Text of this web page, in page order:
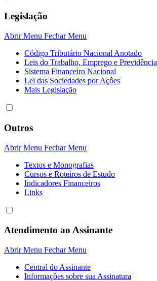
Legislação
Abrir Menu Fechar Menu
Código Tributário Nacional Anotado
Leis do Trabalho, Emprego e Previdência
Sistema Financeiro Nacional
Lei das Sociedades por Açôes
Mais Legislação
Outros
Abrir Menu Fechar Menu
Textos e Monografias
Cursos e Roteiros de Estudo
Indicadores Financeiros
Links
Atendimento ao Assinante
Abrir Menu Fechar Menu
Central do Assinante
Informaçôes sobre sua Assinatura